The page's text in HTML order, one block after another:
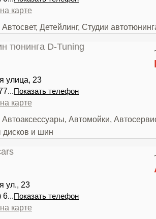
карте
Автосвет, Детейлинг, Студии
улица, 23
Показать телефон
карте
Автоаксессуары, Автомойки,
дисков и шин
ул., 23
6...Показать телефон
карте